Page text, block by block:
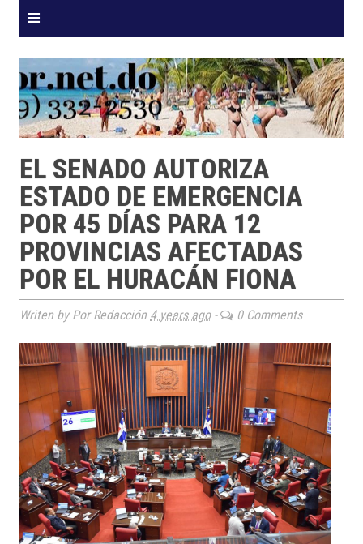
≡
EL SENADO AUTORIZA
ESTADO DE EMERGENCIA
POR 45 DÍAS PARA 12
PROVINCIAS AFECTADAS
POR EL HURACÁN FIONA
Writen by Por Redacción 4 years ago- 0 Comments